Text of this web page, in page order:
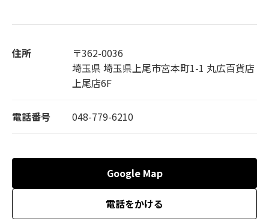
住所
〒362-0036
埼玉県 埼玉県上尾市宮本町1-1 丸広百貨店
上尾店6F
電話番号 048-779-6210
Google Map
電話をかける